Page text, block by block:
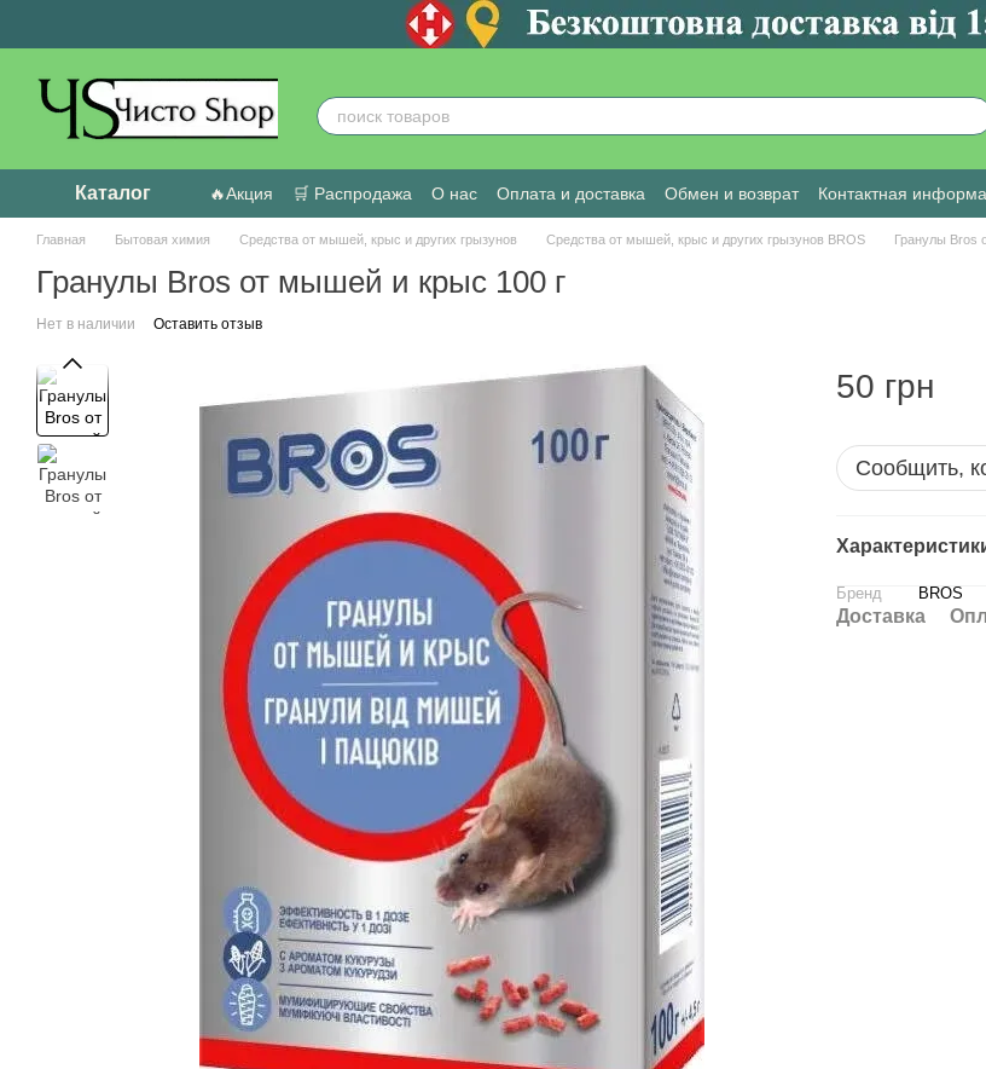
Каталог 🔥Акция 🛒 Распродажа О нас Оплата и доставка Обмен и возврат
Контактная
Пользовательское соглашение
Отзывы о магазине
Главная Бытовая химия Средства от мышей, крыс и других грызунов Средства от мышей, крыс и других грызунов BROS Гранулы Bros
Гранулы Bros от мышей и крыс 100 г
Нет в наличии Оставить отзыв
50 грн
Сообщить,
Бренд BROS
Доставка